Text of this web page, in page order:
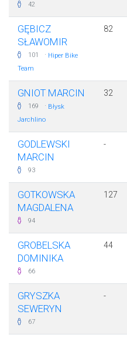
42
GĘBICZ
SŁAWOMIR
101 · Hiper Bike
Team
82
GNIOT MARCIN
169 · Błysk
Jarchlino
32
GODLEWSKI
MARCIN
93
-
GOTKOWSKA
MAGDALENA
94
127
GROBELSKA
DOMINIKA
66
44
GRYSZKA
SEWERYN
67
-